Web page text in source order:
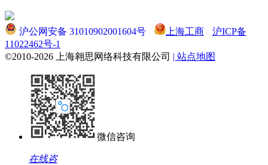
沪公网安备 31010902001604号 上海工商
沪ICP备
11022462号-1
©2010-2026 上海翱思网络科技有限公司 | 站点地图
微信咨询
在线咨